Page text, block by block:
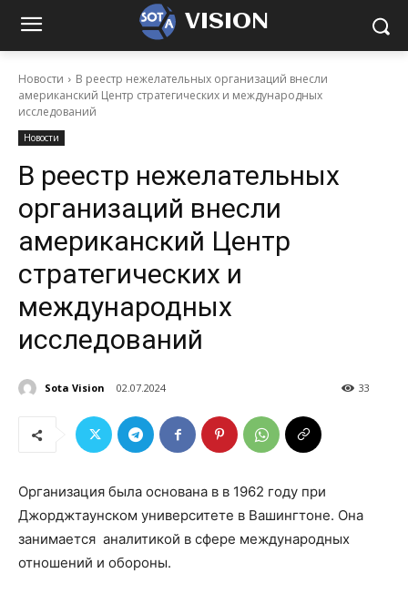
VISION
Новости
В реестр нежелательных организаций внесли
американский Центр стратегических и международных
исследований
Новости
В реестр нежелательных
организаций внесли
американский Центр
стратегических и
международных
исследований
Sota Vision 02.07.2024 33
Организация была основана в в 1962 году при
Джорджтаунском университете в Вашингтоне. Она
занимается аналитикой в сфере международных
отношений и обороны.